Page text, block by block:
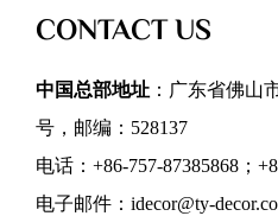
CONTACT US
中国总部地址 ：广东省佛山
号，邮编：528137
电话：+86-757-87385868；
电子邮件：idecor@ty-